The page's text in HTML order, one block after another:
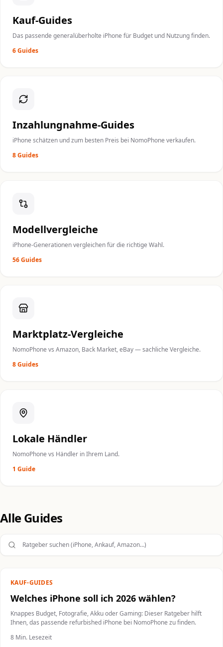
Kauf-Guides
Das passende generalüberholte iPhone für Budget und Nutzung finden.
6 Guides
Inzahlungnahme-Guides
iPhone schätzen und zum besten Preis bei NomoPhone verkaufen.
8 Guides
Modellvergleiche
iPhone-Generationen vergleichen für die richtige Wahl.
56 Guides
Marktplatz-Vergleiche
NomoPhone vs Amazon, Back Market, eBay — sachliche Vergleiche.
8 Guides
Lokale Händler
NomoPhone vs Händler in Ihrem Land.
1 Guide
Alle Guides
Ratgeber durchsuchen
KAUF-GUIDES
Welches iPhone soll ich 2026 wählen?
Knappes Budget, Fotografie, Akku oder Gaming: Dieser Ratgeber hilft
Ihnen, das passende refurbished iPhone bei NomoPhone zu finden.
8 Min. Lesezeit